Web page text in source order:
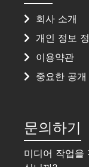
회사 소개
개인 정보
이용약관
중요한 공개
문의하기
미디어 작업을